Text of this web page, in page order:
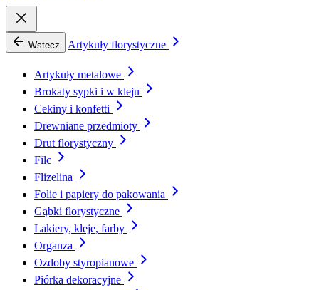
Wstecz Artykuły florystyczne
Artykuły metalowe
Brokaty sypki i w kleju
Cekiny i konfetti
Drewniane przedmioty
Drut florystyczny
Filc
Flizelina
Folie i papiery do pakowania
Gąbki florystyczne
Lakiery, kleje, farby
Organza
Ozdoby styropianowe
Piórka dekoracyjne